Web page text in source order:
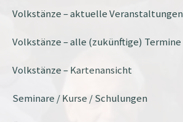
Volkstänze – aktuelle Veranstaltungen
Volkstänze – alle (zukünftige) Termine
Volkstänze – Kartenansicht
Seminare / Kurse / Schulungen